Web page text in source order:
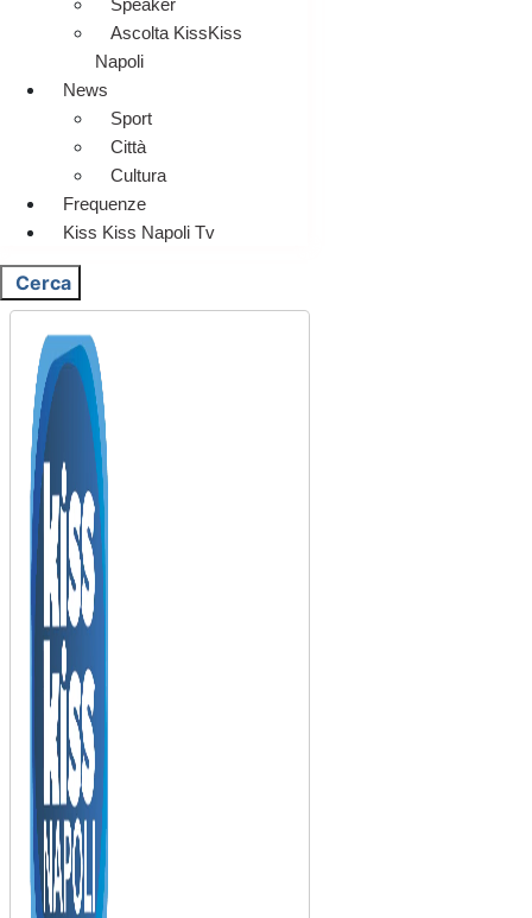
Speaker
Ascolta KissKiss
Napoli
News
Sport
Città
Cultura
Frequenze
Kiss Kiss Napoli Tv
Cerca